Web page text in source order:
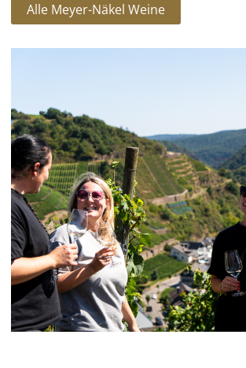
Alle Meyer-Näkel Weine